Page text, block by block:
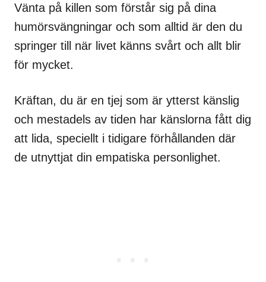
Vänta på killen som förstår sig på dina
humörsvängningar och som alltid är den du
springer till när livet känns svårt och allt blir
för mycket.
Kräftan, du är en tjej som är ytterst känslig
och mestadels av tiden har känslorna fått dig
att lida, speciellt i tidigare förhållanden där
de utnyttjat din empatiska personlighet.